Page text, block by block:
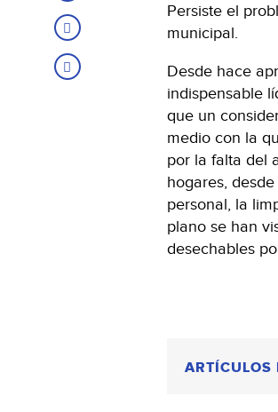
Persiste el
municipal.
Desde hace
indispensable
que un
medio con la
por la falta del
hogares,
personal, la
plano se han
desechables
ARTÍCULOS